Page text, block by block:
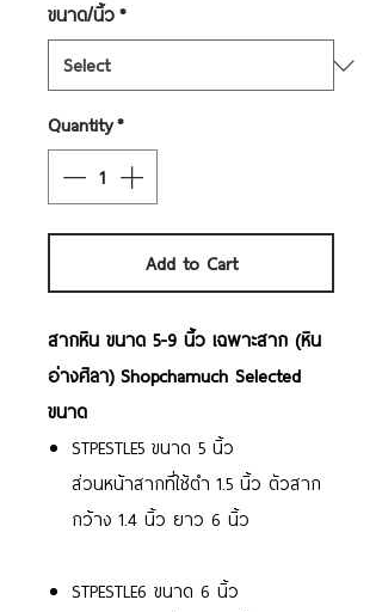
ขนาด/นิ้ว*
Quantity*
Add to Cart
สากหิน ขนาด 5-9 นิ้ว เฉพาะสาก (หิน
อ่างศิลา) Shopchamuch Selected
ขนาด
STPESTLE5 ขนาด 5 นิ้ว
ส่วนหน้าสากที่ใช้ตำ 1.5 นิ้ว ตัวสาก
กว้าง 1.4 นิ้ว ยาว 6 นิ้ว
STPESTLE6 ขนาด 6 นิ้ว